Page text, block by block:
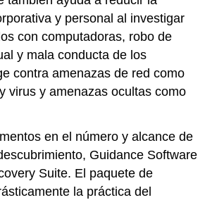
y personal al investigar
con computadoras, robo de
y mala conducta de los
contra amenazas de red como
virus y amenazas ocultas como
en el número y alcance de
Guidance Software
Suite. El paquete de
la práctica del